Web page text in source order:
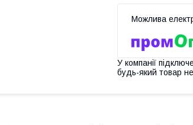
У компанії
будь-який товар